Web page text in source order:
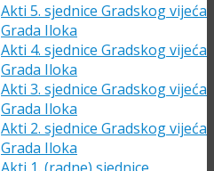
Akti 5. sjednice Gradskog vijeća
Grada Iloka
Akti 4. sjednice Gradskog vijeća
Grada Iloka
Akti 3. sjednice Gradskog vijeća
Grada Iloka
Akti 2. sjednice Gradskog vijeća
Grada Iloka